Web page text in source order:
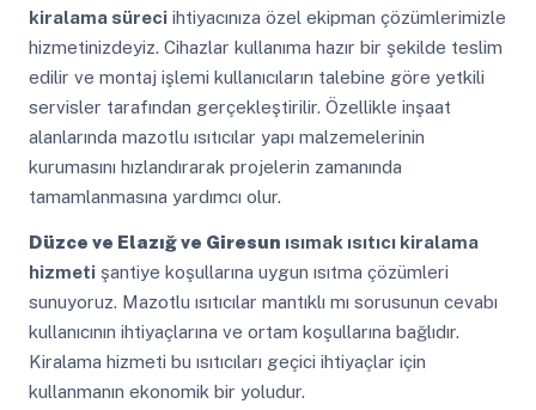
kiralama süreciihtiyacınıza özel ekipman çözümlerimizle
hizmetinizdeyiz. Cihazlar kullanıma hazır bir şekilde teslim
edilir ve montaj işlemi kullanıcıların talebine göre yetkili
servisler tarafından gerçekleştirilir. Özellikle inşaat
alanlarında mazotlu ısıtıcılar yapı malzemelerinin
kurumasını hızlandırarak projelerin zamanında
tamamlanmasına yardımcı olur.
Düzce ve Elazığ ve Giresun ısımak ısıtıcı kiralama
hizmetişantiye koşullarına uygun ısıtma çözümleri
sunuyoruz. Mazotlu ısıtıcılar mantıklı mı sorusunun cevabı
kullanıcının ihtiyaçlarına ve ortam koşullarına bağlıdır.
Kiralama hizmeti bu ısıtıcıları geçici ihtiyaçlar için
kullanmanın ekonomik bir yoludur.